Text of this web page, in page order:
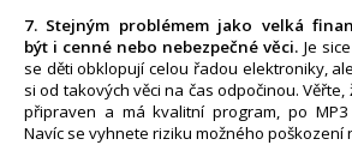
7. Stejným problémem jako velká
být i cenné nebo nebezpečné věci. Je
se děti obklopují celou řadou elektroniky,
si od takových věci na čas odpočinou.
připraven a má kvalitní program, po
Navíc se vyhnete riziku možného poškození